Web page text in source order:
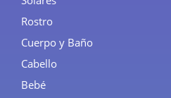
Rostro
Cuerpo y Baño
Cabello
Bebé